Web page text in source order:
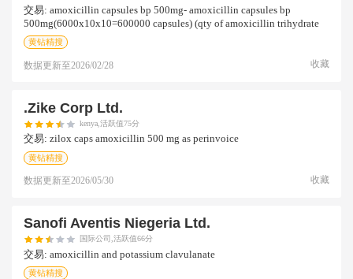
交易: amoxicillin capsules bp 500mg- amoxicillin capsules bp
500mg(6000x10x10=600000 capsules) (qty of amoxicillin trihydrate
黄钻精搜
数据更新至2026/02/28 收藏
.zike Corp Ltd.
kenya,活跃值75分
交易: zilox caps amoxicillin 500 mg as perinvoice
黄钻精搜
数据更新至2026/05/30 收藏
Sanofi Aventis Niegeria Ltd.
国际公司,活跃值66分
交易: amoxicillin and potassium clavulanate
黄钻精搜